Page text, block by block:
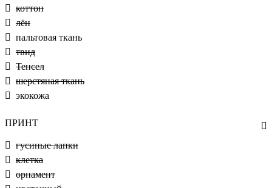
коттон
лён
пальтовая ткань
твид
Тенсел
шерстяная ткань
экокожа
ПРИНТ
гусиные лапки
клетка
орнамент